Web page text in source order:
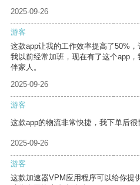
2025-09-26
游客
这款app让我的工作效率提高了50%，
我以前经常加班，现在有了这个app
伴家人。
2025-09-26
游客
这款app的物流非常快捷，我下单后很
2025-09-26
游客
这款加速器VPM应用程序可以给你提